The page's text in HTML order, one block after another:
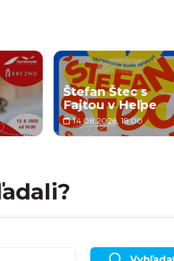
Štefan Štec s
Fajtou v Heľpe
14.08.2026, 19:00